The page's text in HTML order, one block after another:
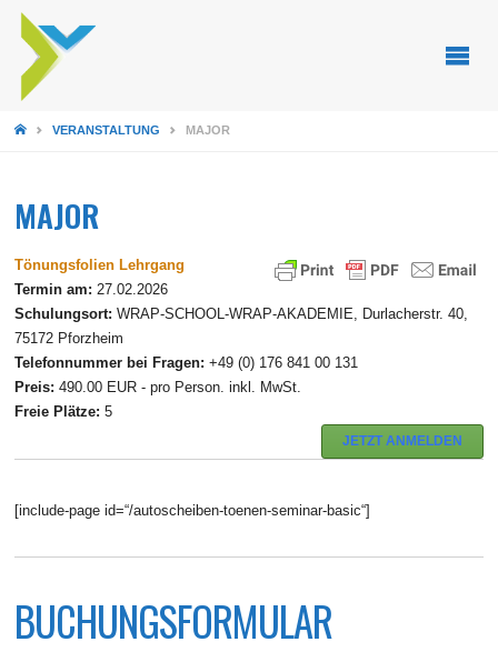
STARTSEITE
VERANSTALTUNG MAJOR
MAJOR
Tönungsfolien Lehrgang
Termin am: 27.02.2026
Schulungsort: WRAP-SCHOOL-WRAP-AKADEMIE, Durlacherstr. 40,
75172 Pforzheim
Telefonnummer bei Fragen: +49 (0) 176 841 00 131
Preis: 490.00 EUR - pro Person. inkl. MwSt.
Freie Plätze: 5
JETZT ANMELDEN
[include-page id=“/autoscheiben-toenen-seminar-basic“]
BUCHUNGSFORMULAR